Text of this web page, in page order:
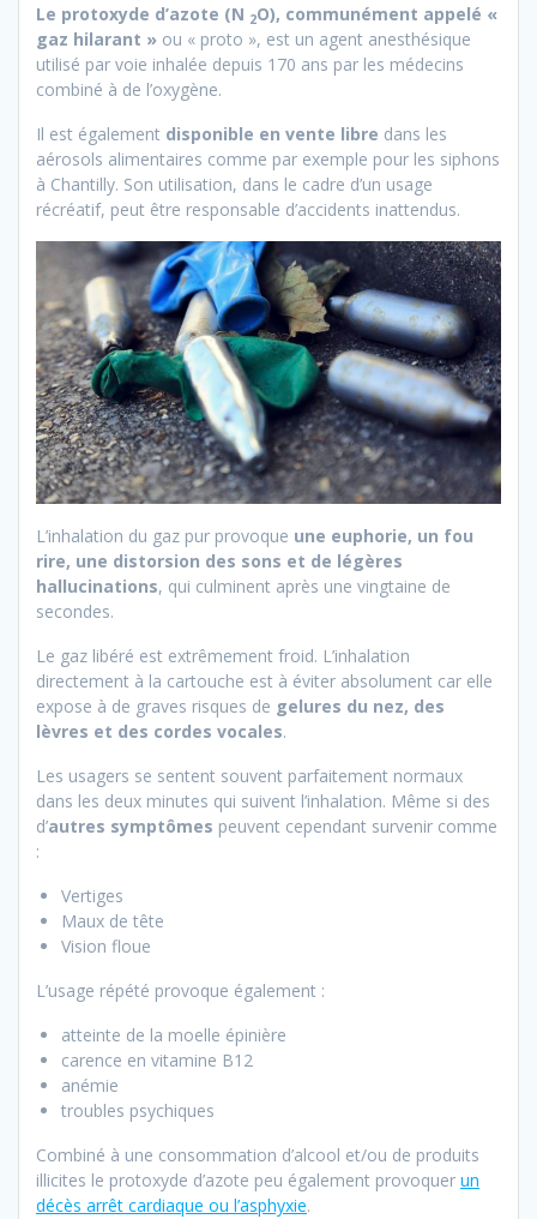
Le protoxyde d’azote (N 2O), communément appelé «
gaz hilarant » ou « proto », est un agent anesthésique
utilisé par voie inhalée depuis 170 ans par les médecins
combiné à de l’oxygène.
Il est également disponible en vente libre dans les
aérosols alimentaires comme par exemple pour les siphons
à Chantilly. Son utilisation, dans le cadre d’un usage
récréatif, peut être responsable d’accidents inattendus.
L’inhalation du gaz pur provoque une euphorie, un fou
rire, une distorsion des sons et de légères
hallucinations, qui culminent après une vingtaine de
secondes.
Le gaz libéré est extrêmement froid. L’inhalation
directement à la cartouche est à éviter absolument car elle
expose à de graves risques de gelures du nez, des
lèvres et des cordes vocales.
Les usagers se sentent souvent parfaitement normaux
dans les deux minutes qui suivent l’inhalation. Même si des
d’autres symptômes peuvent cependant survenir comme
:
Vertiges
Maux de tête
Vision floue
L’usage répété provoque également :
atteinte de la moelle épinière
carence en vitamine B12
anémie
troubles psychiques
Combiné à une consommation d’alcool et/ou de produits
illicites le protoxyde d’azote peu également provoquer un
décès arrêt cardiaque ou l’asphyxie.